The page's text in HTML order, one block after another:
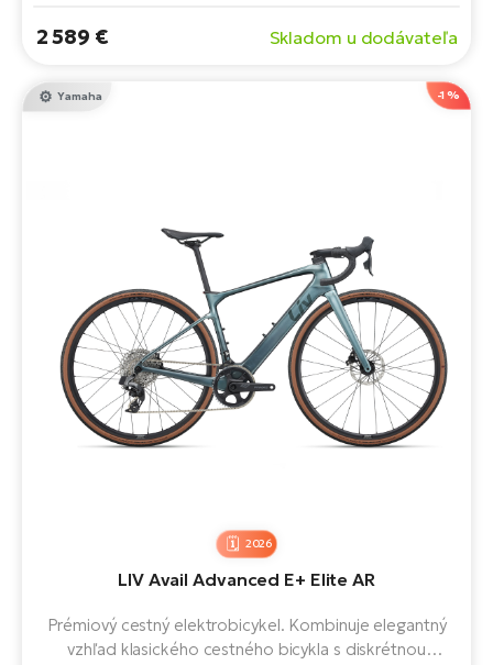
2 589 € Skladom u dodávateľa
-1 %
Yamaha
2026
LIV Avail Advanced E+ Elite AR
Prémiový cestný elektrobicykel. Kombinuje elegantný
vzhľad klasického cestného bicykla s diskrétnou